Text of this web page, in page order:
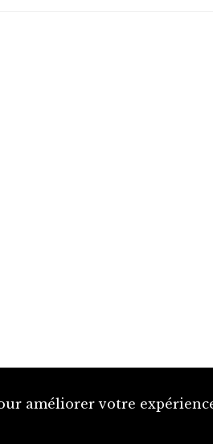
améliorer votre